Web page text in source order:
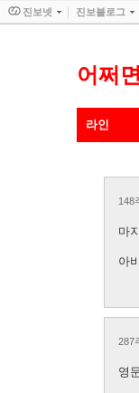
어쩌
라인
148
마
아비
287
영
진보넷 진보블로그